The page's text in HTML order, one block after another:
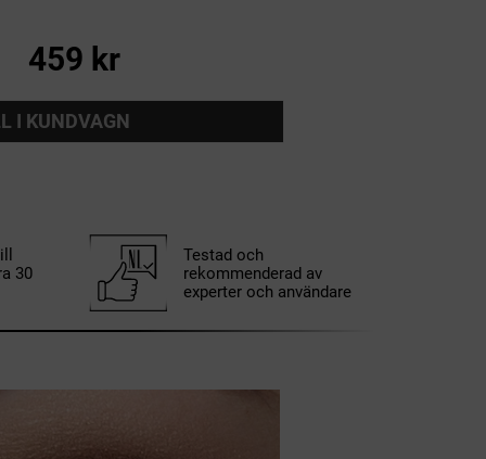
459 kr
I KUNDVAGN
30
Testad och
rekommenderad av
experter och användare